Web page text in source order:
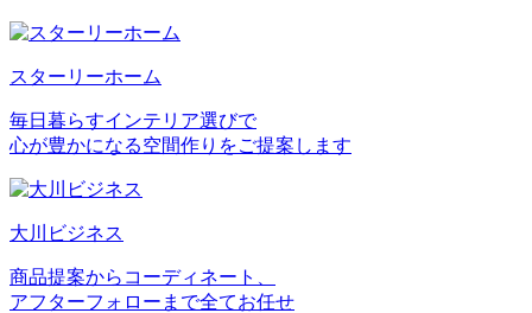
スターリーホーム
毎日暮らすインテリア選びで
心が豊かになる空間作りをご提案します
大川ビジネス
商品提案からコーディネート、
アフターフォローまで全てお任せ